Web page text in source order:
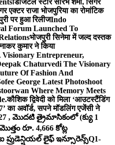
डिजिटल स्टार सौरभ शर्मा, सिंगर
एक्टर राजा भोजपुरिया का रोमांटिक
पर हुआ रिलीजIndo
Forum Launched To
भोजपुरी सिनेमा में जल्द दस्तक
कुमार ने किया
Visionary Entrepreneur,
Chaturvedi The Visionary
Of Fashion And
George Latest Photoshoot
Where Memory Meets
कौशिक द्विवेदी को मिला ‘आउटस्टैंडिंग
का अवॉर्ड, सपने मॉडलिंग एजेंसी ने
, మొదటి త్రైమాసికంలో (క్యు 1
రూ. 4,666 కోట్ల
లైఫ్ ఇన్సూరెన్స్Q1-